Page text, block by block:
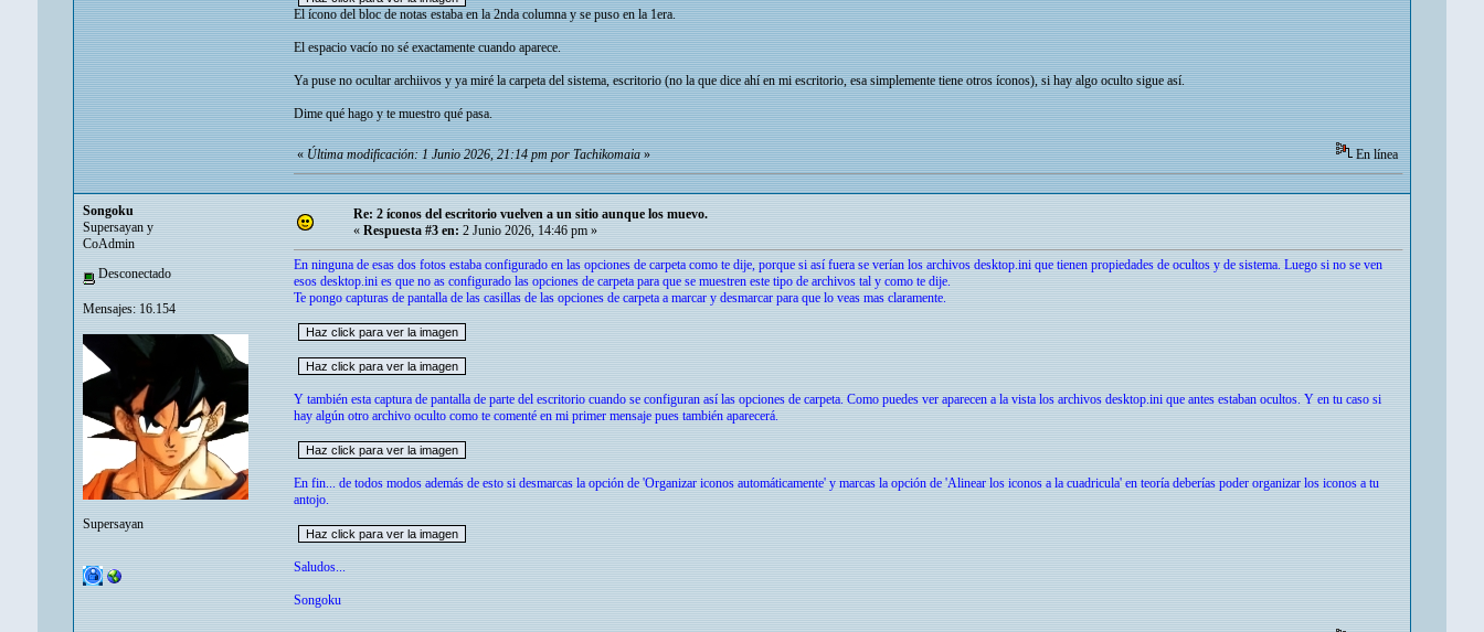
El ícono del bloc de notas estaba en la 2nda columna y se puso en la 1era.
El espacio vacío no sé exactamente cuando aparece.
Ya puse no ocultar archiivos y ya miré la carpeta del sistema, escritorio (no la que dice ahí en mi escritorio, esa simplemente tiene otros íconos), si hay algo oculto sigue así.
Dime qué hago y te muestro qué pasa.
«Última modificación: 1 Junio 2026, 21:14 pm por Tachikomaia» En línea
Songoku
Supersayan y
CoAdmin
Desconectado
Mensajes: 16.154
Supersayan
Re: 2 íconos del escritorio vuelven a un sitio aunque los muevo.
« Respuesta #3 en: 2 Junio 2026, 14:46 pm »
En ninguna de esas dos fotos estaba configurado en las opciones de carpeta como te dije, porque si así fuera se verían los archivos desktop.ini que tienen propiedades de ocultos y de sistema. Luego si no se ven
esos desktop.ini es que no as configurado las opciones de carpeta para que se muestren este tipo de archivos tal y como te dije.
Te pongo capturas de pantalla de las casillas de las opciones de carpeta a marcar y desmarcar para que lo veas mas claramente.
Y también esta captura de pantalla de parte del escritorio cuando se configuran así las opciones de carpeta. Como puedes ver aparecen a la vista los archivos desktop.ini que antes estaban ocultos. Y en tu caso si
hay algún otro archivo oculto como te comenté en mi primer mensaje pues también aparecerá.
En fin... de todos modos además de esto si desmarcas la opción de 'Organizar iconos automáticamente' y marcas la opción de 'Alinear los iconos a la cuadricula' en teoría deberías poder organizar los iconos a tu
antojo.
Saludos...
Songoku